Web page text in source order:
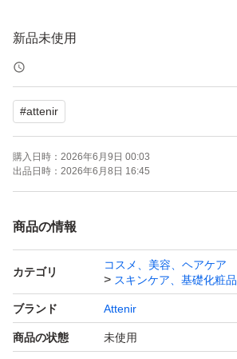
新品未使用
購入時期:2026年6月
#attenir
購入日時： 2026年6月9日 00:03
出品日時： 2026年6月8日 16:45
商品の情報
カテゴリ
コスメ、美容、ヘアケア
スキンケア、基礎化粧品
ブランド Attenir
商品の状態 未使用